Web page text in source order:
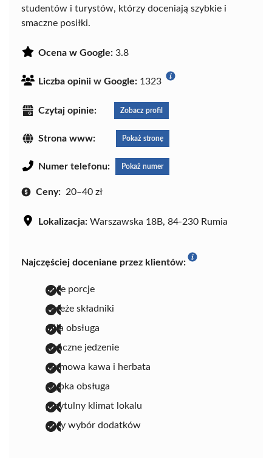
studentów i turystów, którzy doceniają szybkie i
smaczne posiłki.
Ocena w Google: 3.8
Liczba opinii w Google: 1323
Czytaj opinie: Zobacz profil
Strona www: Pokaż stronę
Numer telefonu: Pokaż numer
Ceny: 20–40 zł
Lokalizacja: Warszawska 18B, 84-230 Rumia
Najczęściej doceniane przez klientów:
duże porcje
świeże składniki
miła obsługa
smaczne jedzenie
darmowa kawa i herbata
szybka obsługa
przytulny klimat lokalu
duży wybór dodatków